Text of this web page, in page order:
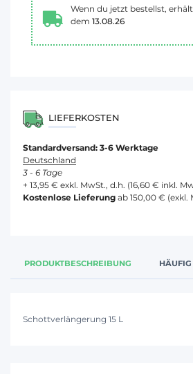
Wenn du jetzt bestellst,
dem 13.08.26
LIEFERKOSTEN
Standardversand: 3-6 Werktage
Deutschland
3 - 6 Tage
+ 13,95 € exkl. MwSt., d.h. (16,60 € inkl.
Kostenlose Lieferung ab 150,00 € (exkl.
PRODUKTBESCHREIBUNG
Schottverlängerung 15 L